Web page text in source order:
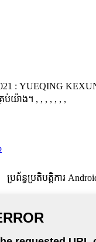
: YUEQING
រប់យ៉ាង។ , , , , , , ,
ប្រព័ន្ធប្រតិបត្តិការ